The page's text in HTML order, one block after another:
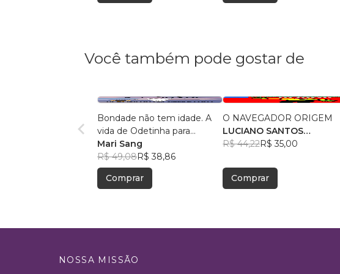
Você também pode gostar de
Bondade não tem idade. A
vida de Odetinha para
crianças. Conto bilíngue
Mari Sang
R$ 49,08R$ 38,86
Comprar
O NAVEGADOR ORIGEM
LUCIANO SANTOS
SANTANA
R$ 44,22R$ 35,00
Comprar
NOSSA MISSÃO